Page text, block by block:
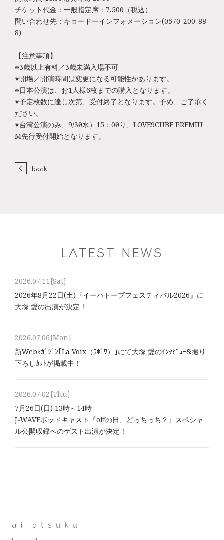
チケット代金：一般指定席：7,500円（税込）
問い合わせ先：キョードーインフォメーション(0570-200-88
8)
【注意事項】
※3歳以上有料／3歳未満入場不可
※開場／開演時間は変更になる可能性があります。
※日本公演は、お1人様6枚までの購入となります。
※予定枚数に達し次第、受付終了となります。予め、ご了承く
ださい。
※台湾公演のみ、9/30（水）15：00より、LOVE9CUBE PREMIU
M先行受付開始となります。
back
LATEST NEWS
2026.07.11[Sat]
2026年8⽉22⽇(土)『イーハトーブフェスティバル2026』に
大塚 愛の出演が決定！
2026.07.06[Mon]
新Webﾏｶﾞｼﾞﾝ｢La Voix（ﾗﾎﾞﾜ）｣にて大塚 愛のｲﾝﾀﾋﾞｭｰ&撮り
下ろしｶｯﾄが掲載中！
2026.07.02[Thu]
7月26日(日) 13時～14時
J-WAVEポッドキャスト『offの日、どっちっち？』スペシャ
ル公開収録へのゲスト出演が決定！